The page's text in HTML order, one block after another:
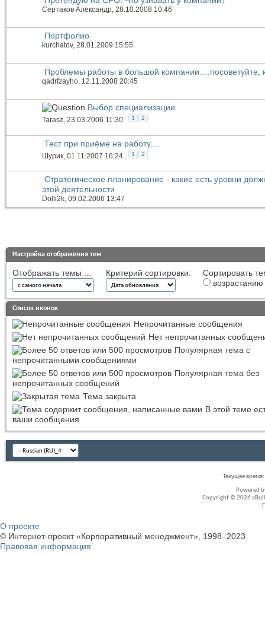
Сертаков Александр, 28.10.2008 10:46
Портфолио
kurchatov, 28.01.2009 15:55
Проблемы работы в большой компании….посоветуйте,
qadrfzayho, 12.11.2008 20:45
Выбор специализации
Tarasz, 23.03.2006 11:30 1 2
Тест при приёме на работу....
Шурик , 01.11.2007 16:24 1 2
Стратегическое планирование - какие есть уровни
этой деятельности
Dolli2k, 09.02.2006 13:47
Настройка отображения тем
Отображать темы ... Критерий сортировки:
Сортировать
возрастанию
Список иконок
Непрочитанные сообщения
Нет непрочитанных
Популярная тема с
непрочитанными сообщениями
Популярная тема без
непрочитанных сообщений
Тема закрыта
В этой теме
ваши сообщения
Текущее время:
Powered
Copyright © 2026
О проекте
© Интернет-проект «Корпоративный менеджмент», 1998–2023
Правовая информация